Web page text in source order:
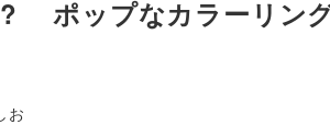
ポップなカラーリン
お